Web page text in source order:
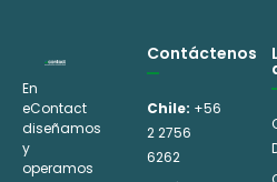
En
eContact
diseñamos
y
operamos
Contáctenos
Chile: +56
2 2756
6262